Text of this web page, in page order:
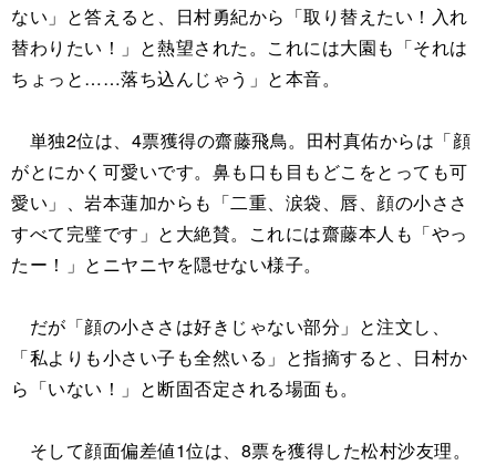
ない」と答えると、日村勇紀から「取り替えたい！入れ
替わりたい！」と熱望された。これには大園も「それは
ちょっと……落ち込んじゃう」と本音。
単独2位は、4票獲得の齋藤飛鳥。田村真佑からは「顔
がとにかく可愛いです。鼻も口も目もどこをとっても可
愛い」、岩本蓮加からも「二重、涙袋、唇、顔の小ささ
すべて完璧です」と大絶賛。これには齋藤本人も「やっ
たー！」とニヤニヤを隠せない様子。
だが「顔の小ささは好きじゃない部分」と注文し、
「私よりも小さい子も全然いる」と指摘すると、日村か
ら「いない！」と断固否定される場面も。
そして顔面偏差値1位は、8票を獲得した松村沙友理。